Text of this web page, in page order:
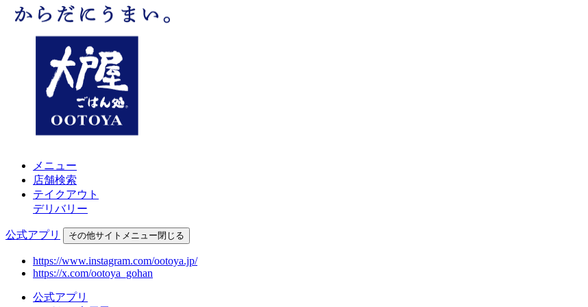
メニュー
店舗検索
テイクアウト
デリバリー
公式アプリ その他サイトメニュー閉じる
https://www.instagram.com/ootoya.jp/
https://x.com/ootoya_gohan
公式アプリ